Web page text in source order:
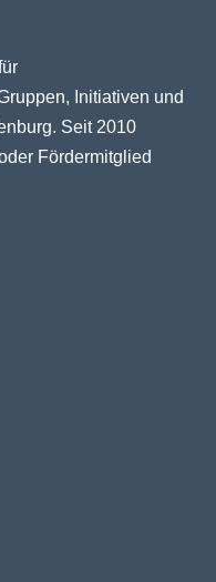
Initiativen und
Seit 2010
Fördermitglied